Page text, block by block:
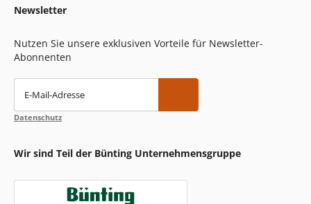
Newsletter
Nutzen Sie unsere exklusiven Vorteile für Newsletter-
Abonnenten
E-Mail-Adresse
Datenschutz
Wir sind Teil der Bünting Unternehmensgruppe